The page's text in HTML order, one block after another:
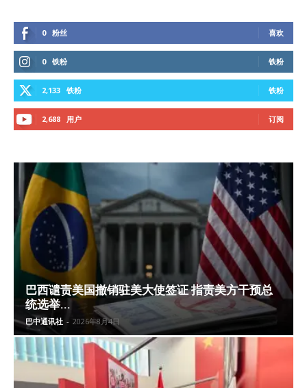
0 粉丝 喜欢
0 铁粉 铁粉
2,133 铁粉 铁粉
2,688 用户 订阅
巴西谴责美国撤销驻美大使签证 指责美方干预总
统选举...
巴中通讯社 - 2026年8月4日